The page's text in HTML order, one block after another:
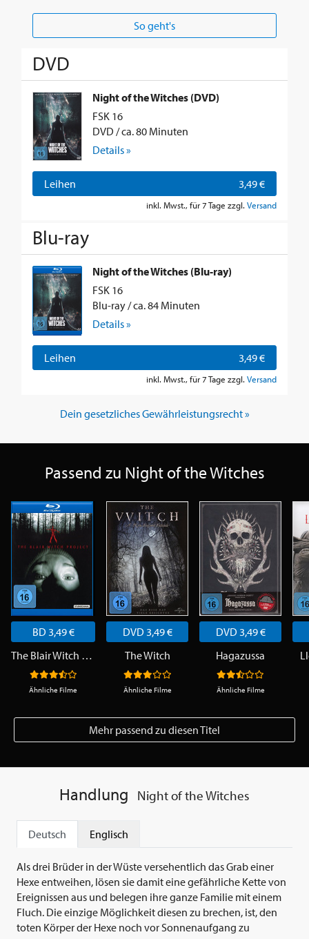
So geht's
DVD
Night of the Witches (DVD)
FSK 16
DVD / ca. 80 Minuten
Details »
Leihen 3,49 €
inkl. Mwst., für 7 Tage zzgl. Versand
Blu-ray
Night of the Witches (Blu-ray)
FSK 16
Blu-ray / ca. 84 Minuten
Details »
Leihen 3,49 €
inkl. Mwst., für 7 Tage zzgl. Versand
Dein gesetzliches Gewährleistungsrecht »
Passend zu Night of the Witches
BD 3,49 €
The Blair Witch Project
Ähnliche Filme
DVD 3,49 €
The Witch
Ähnliche Filme
DVD 3,49 €
Hagazussa
Ähnliche Filme
Mehr passend zu diesen Titel
Handlung Night of the Witches
Deutsch Englisch
Als drei Brüder in der Wüste versehentlich das Grab einer
Hexe entweihen, lösen sie damit eine gefährliche Kette von
Ereignissen aus und belegen ihre ganze Familie mit einem
Fluch. Die einzige Möglichkeit diesen zu brechen, ist, den
toten Körper der Hexe noch vor Sonnenaufgang zu